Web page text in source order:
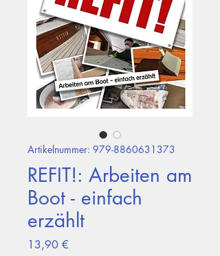
Artikelnummer: 979-8860631373
REFIT!: Arbeiten am
Boot - einfach
erzählt
13,90 €